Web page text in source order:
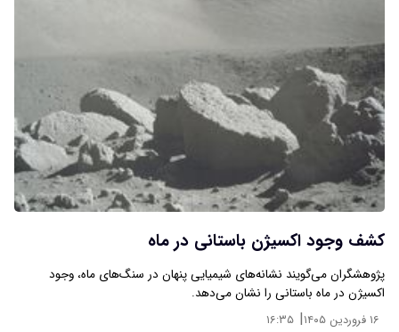
کشف وجود اکسیژن باستانی در ماه
پژوهشگران می‌گویند نشانه‌های شیمیایی پنهان در سنگ‌های ماه، وجود
اکسیژن در ماه باستانی را نشان می‌دهد.
۱۶ فروردین ۱۴۰۵ | ۱۶:۳۵